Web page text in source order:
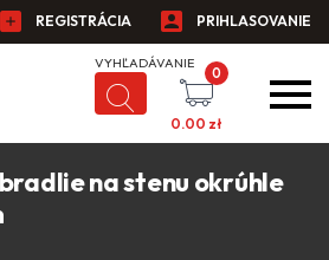
REGISTRÁCIA PRIHLASOVANIE
0
0.00 zł
na stenu okrúhle